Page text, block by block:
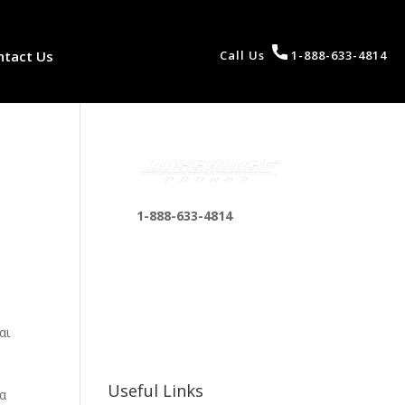
Us Call Us 1-888-633-4814
1-888-633-4814
Useful Links